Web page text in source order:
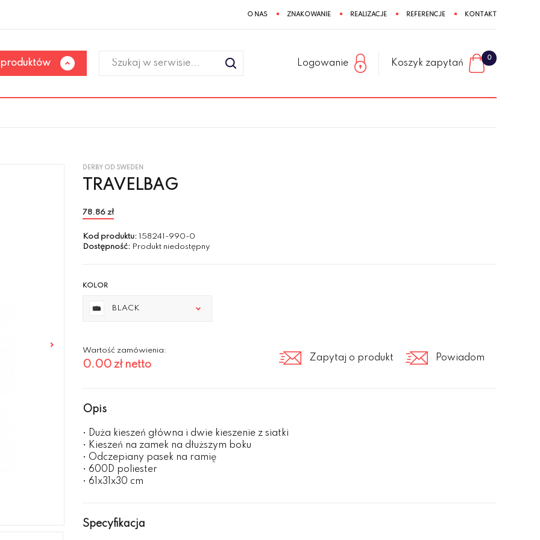
O NAS ZNAKOWANIE REALIZACJE REFERENCJE KONTAKT
Logowanie Koszyk zapytań
0
DERBY OD SWEDEN
TRAVELBAG
78.86 zł
Kod produktu: 158241-990-0
Dostępność: Produkt niedostępny
KOLOR
BLACK
Wartość zamówienia:
0.00 złnetto
Zapytaj o produkt Powiadom
Opis
• Duża kieszeń główna i dwie kieszenie z siatki
• Kieszeń na zamek na dłuższym boku
• Odczepiany pasek na ramię
• 600D poliester
• 61x31x30 cm
Specyfikacja